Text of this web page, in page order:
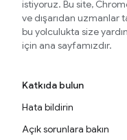
istiyoruz. Bu site,
ve dışarıdan uzmanlar
bu yolculukta size
için ana sayfamızdır.
Katkıda bulun
Hata bildirin
Açık sorunlara bakın